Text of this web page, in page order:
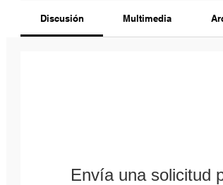
Discusión Multimedia
Envía una solicitud